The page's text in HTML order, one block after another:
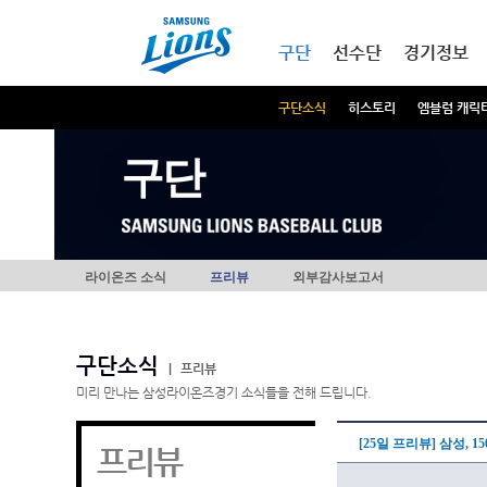
구단
구단소식 히스토리 엠블럼 캐릭
선수단 경기정보
구단
라이온즈 소식 프리뷰 외부감사보고서
구단소식
프리뷰
미리 만나는 삼성라이온즈경기 소식들을 전해 드립니다.
프리뷰 [25일 프리뷰] 삼성,